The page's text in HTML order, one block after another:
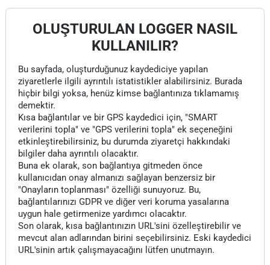
OLUŞTURULAN LOGGER NASIL
KULLANILIR?
Bu sayfada, oluşturduğunuz kaydediciye yapılan
ziyaretlerle ilgili ayrıntılı istatistikler alabilirsiniz. Burada
hiçbir bilgi yoksa, henüz kimse bağlantınıza tıklamamış
demektir.
Kısa bağlantılar ve bir GPS kaydedici için, "SMART
verilerini topla" ve "GPS verilerini topla" ek seçeneğini
etkinleştirebilirsiniz, bu durumda ziyaretçi hakkındaki
bilgiler daha ayrıntılı olacaktır.
Buna ek olarak, son bağlantıya gitmeden önce
kullanıcıdan onay almanızı sağlayan benzersiz bir
"Onayların toplanması" özelliği sunuyoruz. Bu,
bağlantılarınızı GDPR ve diğer veri koruma yasalarına
uygun hale getirmenize yardımcı olacaktır.
Son olarak, kısa bağlantınızın URL'sini özelleştirebilir ve
mevcut alan adlarından birini seçebilirsiniz. Eski kaydedici
URL'sinin artık çalışmayacağını lütfen unutmayın.